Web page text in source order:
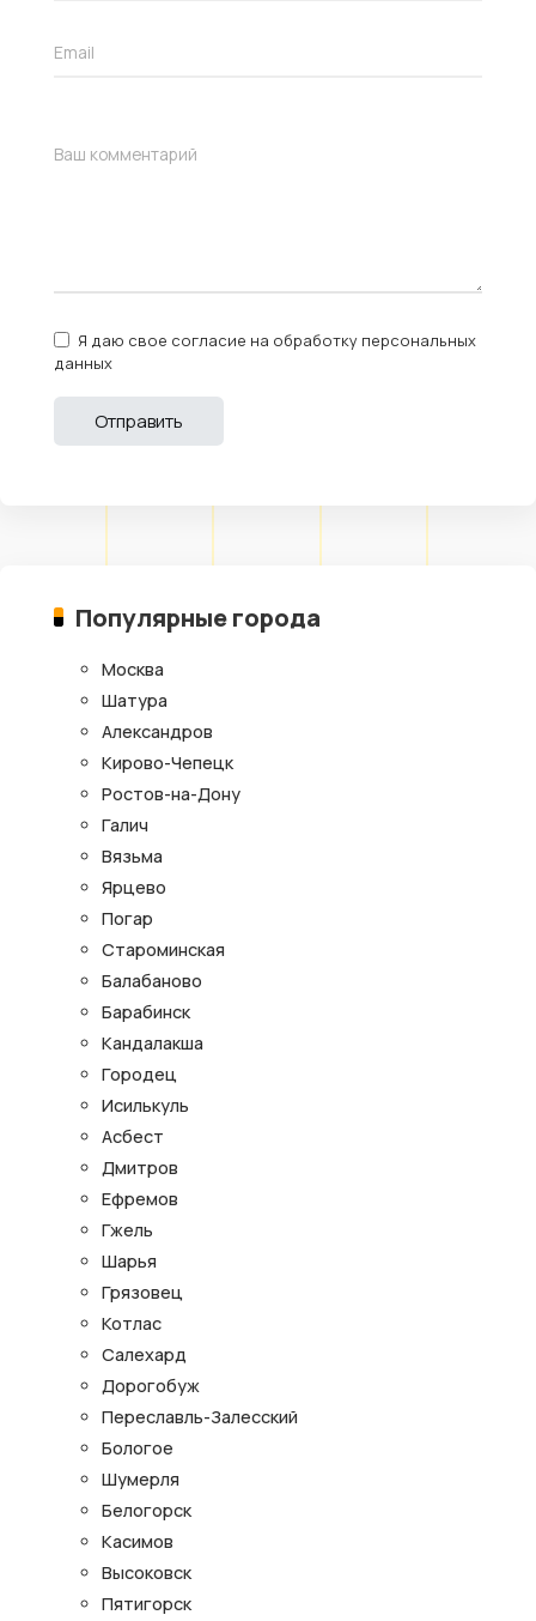
Я даю свое согласие на обработку персональных
данных
Популярные города
Москва
Шатура
Александров
Кирово-Чепецк
Ростов-на-Дону
Галич
Вязьма
Ярцево
Погар
Староминская
Балабаново
Барабинск
Кандалакша
Городец
Исилькуль
Асбест
Дмитров
Ефремов
Гжель
Шарья
Грязовец
Котлас
Салехард
Дорогобуж
Переславль-Залесский
Бологое
Шумерля
Белогорск
Касимов
Высоковск
Пятигорск